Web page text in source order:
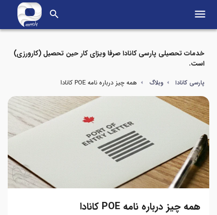
search menu
خدمات تحصیلی پارسی کانادا صرفا ویزای کار حین تحصیل (کارورزی)
است.
پارسی کانادا وبلاگ همه چیز درباره نامه POE کانادا
همه چیز درباره نامه POE کانادا